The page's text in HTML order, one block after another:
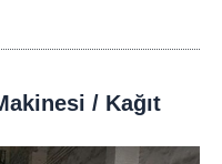
/ Kağıt